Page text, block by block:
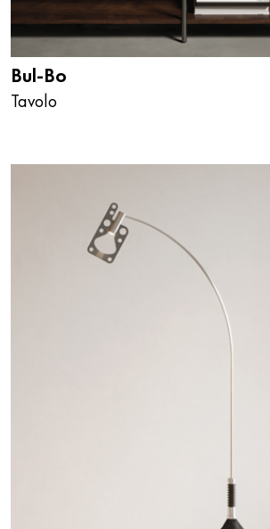
Bul-Bo
Tavolo